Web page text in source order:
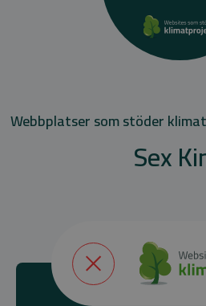
Webbplatser som stöder
Sex